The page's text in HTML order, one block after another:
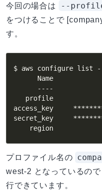
今回の場合は --profile
をつけることで
す。
$ aws configure list
Name
----
profile
access_key
secret_key
region
プロファイル名の
west-2 となっているの
行できています。